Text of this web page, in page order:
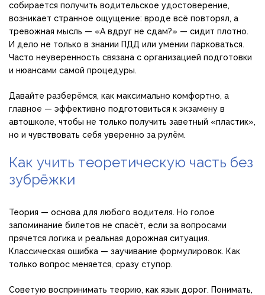
собирается получить водительское удостоверение,
возникает странное ощущение: вроде всё повторял, а
тревожная мысль — «А вдруг не сдам?» — сидит плотно.
И дело не только в знании ПДД или умении парковаться.
Часто неуверенность связана с организацией подготовки
и нюансами самой процедуры.
Давайте разберёмся, как максимально комфортно, а
главное — эффективно подготовиться к экзамену в
автошколе, чтобы не только получить заветный «пластик»,
но и чувствовать себя уверенно за рулём.
Как учить теоретическую часть без
зубрёжки
Теория — основа для любого водителя. Но голое
запоминание билетов не спасёт, если за вопросами
прячется логика и реальная дорожная ситуация.
Классическая ошибка — заучивание формулировок. Как
только вопрос меняется, сразу ступор.
Советую воспринимать теорию, как язык дорог. Понимать,